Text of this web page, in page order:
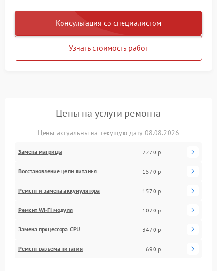
Консультация со специалистом
Узнать стоимость работ
Цены на услуги ремонта
Цены актуальны на текущую дату 08.08.2026
Замена матрицы 2270 р
Восстановление цепи питания 1570 р
Ремонт и замена аккумулятора 1570 р
Ремонт Wi-Fi модуля 1070 р
Замена процессора CPU 3470 р
Ремонт разъема питания 690 р